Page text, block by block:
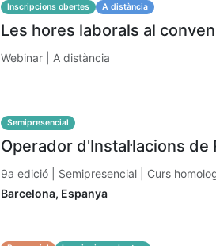
Inscripcions obertes A distància
Les hores laborals al
Webinar | A distància
Semipresencial
Operador d'Instal·lacions
9a edició | Semipresencial | Curs
Barcelona, Espanya